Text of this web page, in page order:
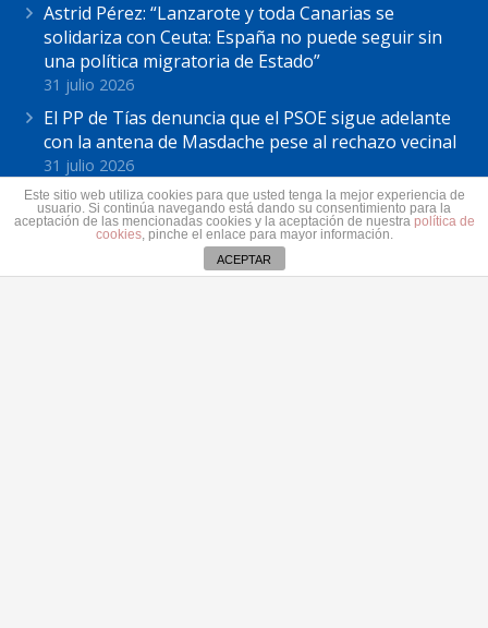
Astrid Pérez: “Lanzarote y toda Canarias se
solidariza con Ceuta: España no puede seguir sin
una política migratoria de Estado”
31 julio 2026
El PP de Tías denuncia que el PSOE sigue adelante
con la antena de Masdache pese al rechazo vecinal
31 julio 2026
El Cabildo de Lanzarote y La Graciosa actualiza el
plan estratégico de subvenciones 2026-2028
Este sitio web utiliza cookies para que usted tenga la mejor experiencia de
usuario. Si continúa navegando está dando su consentimiento para la
aceptación de las mencionadas cookies y la aceptación de nuestra política de
cookies, pinche el enlace para mayor información.
ACEPTAR